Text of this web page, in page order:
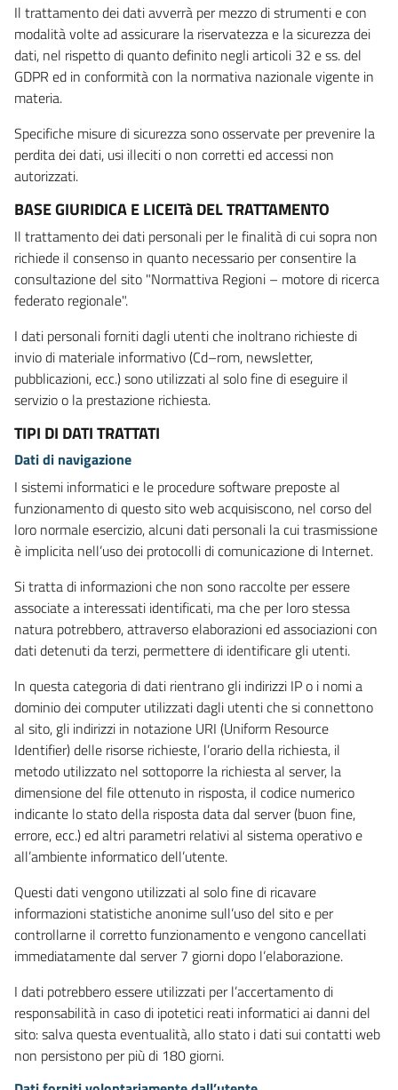
Il trattamento dei dati avverrà per mezzo di strumenti e con
modalità volte ad assicurare la riservatezza e la sicurezza dei
dati, nel rispetto di quanto definito negli articoli 32 e ss. del
GDPR ed in conformità con la normativa nazionale vigente in
materia.
Specifiche misure di sicurezza sono osservate per prevenire la
perdita dei dati, usi illeciti o non corretti ed accessi non
autorizzati.
BASE GIURIDICA E LICEITà DEL TRATTAMENTO
Il trattamento dei dati personali per le finalità di cui sopra non
richiede il consenso in quanto necessario per consentire la
consultazione del sito "Normattiva Regioni – motore di ricerca
federato regionale".
I dati personali forniti dagli utenti che inoltrano richieste di
invio di materiale informativo (Cd–rom, newsletter,
pubblicazioni, ecc.) sono utilizzati al solo fine di eseguire il
servizio o la prestazione richiesta.
TIPI DI DATI TRATTATI
Dati di navigazione
I sistemi informatici e le procedure software preposte al
funzionamento di questo sito web acquisiscono, nel corso del
loro normale esercizio, alcuni dati personali la cui trasmissione
è implicita nell’uso dei protocolli di comunicazione di Internet.
Si tratta di informazioni che non sono raccolte per essere
associate a interessati identificati, ma che per loro stessa
natura potrebbero, attraverso elaborazioni ed associazioni con
dati detenuti da terzi, permettere di identificare gli utenti.
In questa categoria di dati rientrano gli indirizzi IP o i nomi a
dominio dei computer utilizzati dagli utenti che si connettono
al sito, gli indirizzi in notazione URI (Uniform Resource
Identifier) delle risorse richieste, l’orario della richiesta, il
metodo utilizzato nel sottoporre la richiesta al server, la
dimensione del file ottenuto in risposta, il codice numerico
indicante lo stato della risposta data dal server (buon fine,
errore, ecc.) ed altri parametri relativi al sistema operativo e
all’ambiente informatico dell’utente.
Questi dati vengono utilizzati al solo fine di ricavare
informazioni statistiche anonime sull’uso del sito e per
controllarne il corretto funzionamento e vengono cancellati
immediatamente dal server 7 giorni dopo l’elaborazione.
I dati potrebbero essere utilizzati per l’accertamento di
responsabilità in caso di ipotetici reati informatici ai danni del
sito: salva questa eventualità, allo stato i dati sui contatti web
non persistono per più di 180 giorni.